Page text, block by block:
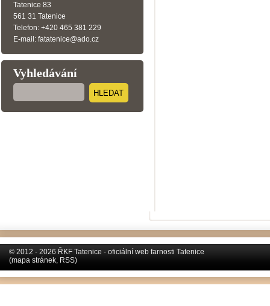
Tatenice 83
561 31 Tatenice
Telefon: +420 465 381 229
E-mail: fatatenice@ado.cz
Vyhledávání
HLEDAT
© 2012 - 2026 ŘKF Tatenice - oficiální web farnosti Tatenice
(mapa stránek, RSS)